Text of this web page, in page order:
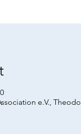
e.V.,